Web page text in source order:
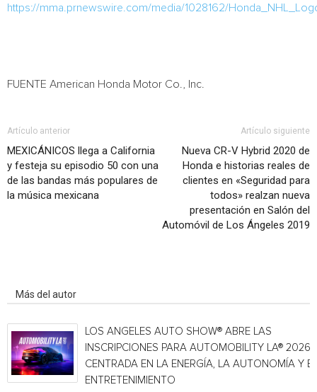
https://mma.prnewswire.com/media/1028162/
FUENTE American Honda Motor Co., Inc.
Artículo anterior
MEXICÁNICOS llega a California
y festeja su episodio 50 con una
de las bandas más populares de
la música mexicana
Artículo siguiente
Nueva CR-V Hybrid 2020 de
Honda e historias reales de
clientes en «Seguridad para
todos» realzan nueva
presentación en Salón del
Automóvil de Los Ángeles 2019
Más del autor
LOS ANGELES AUTO SHOW® ABRE LAS
INSCRIPCIONES PARA AUTOMOBILITY LA® 2026,
CENTRADA EN LA ENERGÍA, LA AUTONOMÍA Y EL
ENTRETENIMIENTO